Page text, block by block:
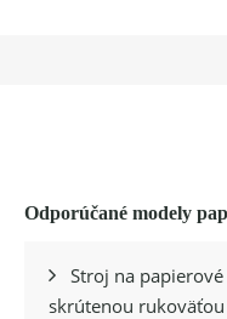
Odporúčané modely

Stroj na
skrútenou